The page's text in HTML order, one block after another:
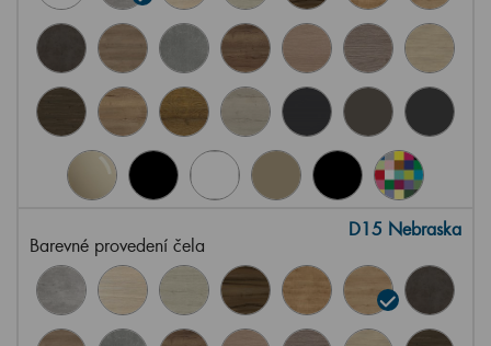
Barevné provedení čela
D15 Nebraska